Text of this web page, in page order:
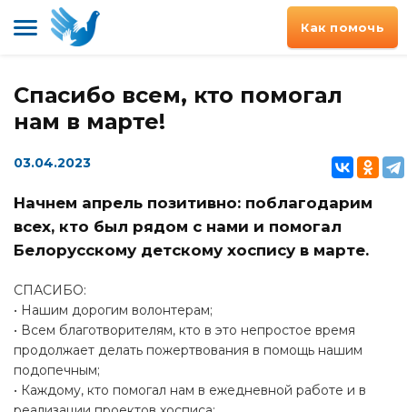
Как помочь
Спасибо всем, кто помогал
нам в марте!
03.04.2023
Начнем апрель позитивно: поблагодарим
всех, кто был рядом с нами и помогал
Белорусскому детскому хоспису в марте.
СПАСИБО:
• Нашим дорогим волонтерам;
• Всем благотворителям, кто в это непростое время
продолжает делать пожертвования в помощь нашим
подопечным;
• Каждому, кто помогал нам в ежедневной работе и в